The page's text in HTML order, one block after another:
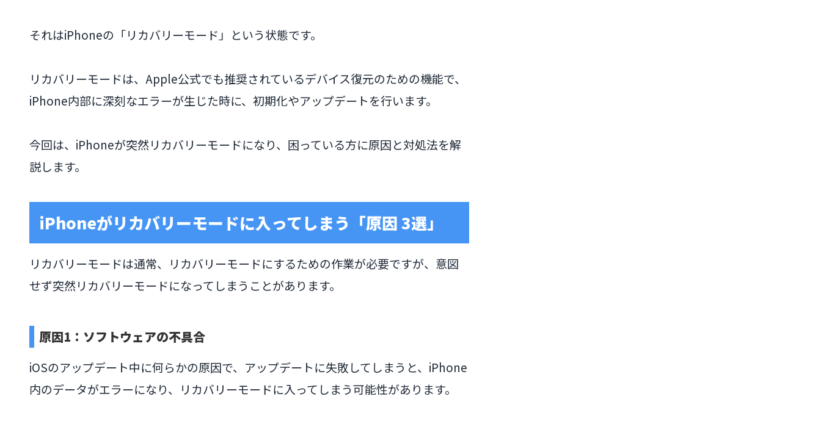
それはiPhoneの「リカバリーモード」という状態です。
リカバリーモードは、Apple公式でも推奨されているデバイス復元のための機能で、
iPhone内部に深刻なエラーが生じた時に、初期化やアップデートを行います。
今回は、iPhoneが突然リカバリーモードになり、困っている方に原因と対処法を解
説します。
iPhoneがリカバリーモードに入ってしまう「原因 3選」
リカバリーモードは通常、リカバリーモードにするための作業が必要ですが、意図
せず突然リカバリーモードになってしまうことがあります。
原因1：ソフトウェアの不具合
iOSのアップデート中に何らかの原因で、アップデートに失敗してしまうと、iPhone
内のデータがエラーになり、リカバリーモードに入ってしまう可能性があります。